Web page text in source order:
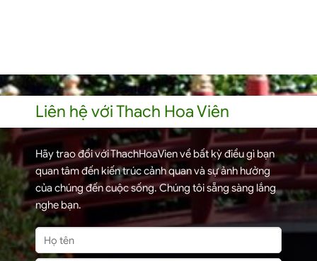
Liên hệ với Thach Hoa Viên
Hãy trao đổi với ThachHoaVien về bất kỳ điều gì bạn
quan tâm đến kiến trúc cảnh quan và sự ảnh hưởng
của chúng đến cuộc sống. Chúng tôi sẵng sàng lắng
nghe bạn.